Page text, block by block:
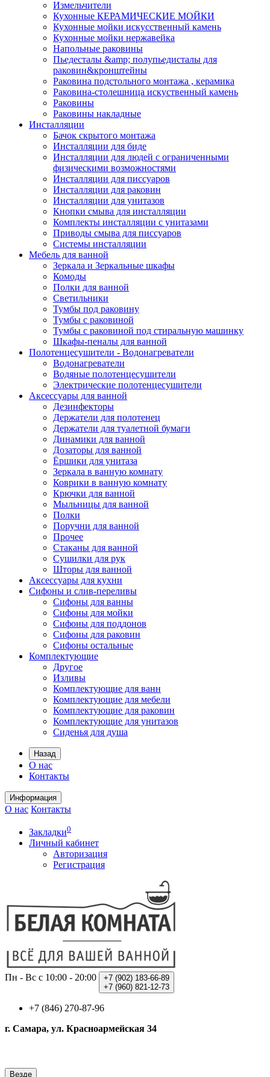
Измельчители
Кухонные КЕРАМИЧЕСКИЕ МОЙКИ
Кухонные мойки искусственный камень
Кухонные мойки нержавейка
Напольные раковины
Пьедесталы &amp; полупьедисталы для
раковин&кронштейны
Раковина подстольного монтажа , керамика
Раковина-столешница искуственный камень
Раковины
Раковины накладные
Инсталляции
Бачок скрытого монтажа
Инсталляции для биде
Инсталляции для людей с ограниченными
физическими возможностями
Инсталляции для писсуаров
Инсталляции для раковин
Инсталляции для унитазов
Кнопки смыва для инсталляции
Комплекты инсталляции с унитазами
Приводы смыва для писсуаров
Системы инсталляции
Мебель для ванной
Зеркала и Зеркальные шкафы
Комоды
Полки для ванной
Светильники
Тумбы под раковину
Тумбы с раковиной
Тумбы с раковиной под стиральную машинку
Шкафы-пеналы для ванной
Полотенцесушители - Водонагреватели
Водонагреватели
Водяные полотенцесушители
Электрические полотенцесушители
Аксессуары для ванной
Дезинфекторы
Держатели для полотенец
Держатели для туалетной бумаги
Динамики для ванной
Дозаторы для ванной
Ёршики для унитаза
Зеркала в ванную комнату
Коврики в ванную комнату
Крючки для ванной
Мыльницы для ванной
Полки
Поручни для ванной
Прочее
Стаканы для ванной
Сушилки для рук
Шторы для ванной
Аксессуары для кухни
Сифоны и слив-переливы
Сифоны для ванны
Сифоны для мойки
Сифоны для поддонов
Сифоны для раковин
Сифоны остальные
Комплектующие
Другое
Изливы
Комплектующие для ванн
Комплектующие для мебели
Комплектующие для раковин
Комплектующие для унитазов
Сиденья для душа
Назад
О нас
Контакты
Информация
О нас Контакты
Закладки0
Личный кабинет
Авторизация
Регистрация
Пн - Вс с 10:00 - 20:00 +7 (902) 183-66-89
+7 (960) 821-12-73
+7 (846) 270-87-96
г. Самара, ул. Красноармейская 34
Везде